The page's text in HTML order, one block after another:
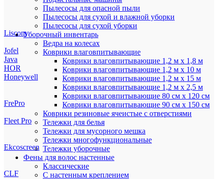
Пылесосы для опасной пыли
Пылесосы для сухой и влажной уборки
Пылесосы для сухой уборки
Уборочный инвентарь
Ведра на колесах
Коврики влаговпитывающие
Коврики влаговпитывающие 1,2 м х 1,8 м
Коврики влаговпитывающие 1,2 м х 10 м
Коврики влаговпитывающие 1,2 м х 15 м
Коврики влаговпитывающие 1,2 м х 2,5 м
Коврики влаговпитывающие 80 см х 120 см
Коврики влаговпитывающие 90 см х 150 см
Коврики резиновые ячеистые с отверстиями
Тележки для белья
Тележки для мусорного мешка
Тележки многофункциональные
Тележки уборочные
Фены для волос настенные
Классические
С настенным креплением
Liscom
Jofel
Java
HOR
Honeywell
FrePro
Fleet Pro
Ekcoscreen
CLF